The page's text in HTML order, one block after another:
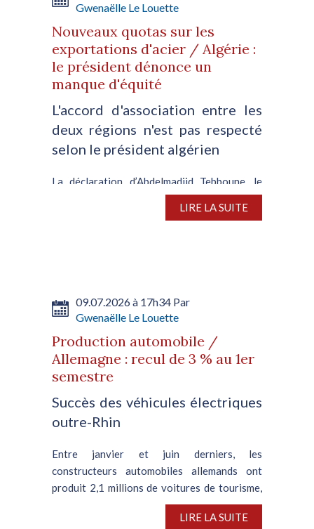
Gwenaëlle Le Louette
Nouveaux quotas sur les
exportations d'acier / Algérie :
le président dénonce un
manque d'équité
L'accord d'association entre les
deux régions n'est pas respecté
selon le président algérien
La déclaration d’Abdelmadjid Tebboune, le
président de la République algérienne,
concernant les nouveaux quotas sur les
LIRE LA SUITE
09.07.2026 à 17h34 Par
Gwenaëlle Le Louette
Production automobile /
Allemagne : recul de 3 % au 1er
semestre
Succès des véhicules électriques
outre-Rhin
Entre janvier et juin derniers, les
constructeurs automobiles allemands ont
produit 2,1 millions de voitures de tourisme,
soit une contraction de 3 % en glissement
annuel, d’après VDA, l’association nationale
LIRE LA SUITE